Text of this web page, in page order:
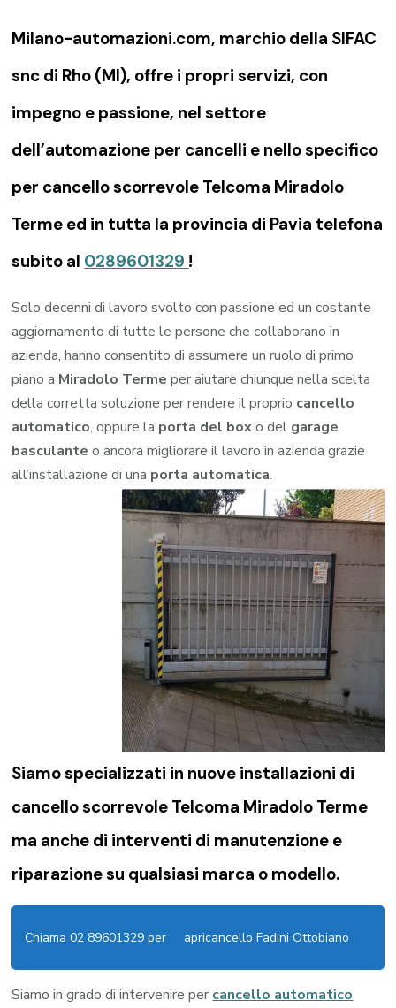
Milano-automazioni.com, marchio della SIFAC
snc di Rho (MI), offre i propri servizi, con
impegno e passione, nel settore
dell’automazione per cancelli e nello specifico
per cancello scorrevole Telcoma Miradolo
Terme ed in tutta la provincia di Pavia telefona
subito al 0289601329 !
Solo decenni di lavoro svolto con passione ed un costante
aggiornamento di tutte le persone che collaborano in
azienda, hanno consentito di assumere un ruolo di primo
piano a Miradolo Terme per aiutare chiunque nella scelta
della corretta soluzione per rendere il proprio cancello
automatico, oppure la porta del boxo del garage
basculante o ancora migliorare il lavoro in azienda grazie
all’installazione di una porta automatica.
Siamo specializzati in nuove installazioni di
cancello scorrevole Telcoma Miradolo Terme
ma anche di interventi di manutenzione e
riparazione su qualsiasi marca o modello.
Chiama 02 89601329 per apricancello Fadini Ottobiano
Siamo in grado di intervenire per cancello automatico